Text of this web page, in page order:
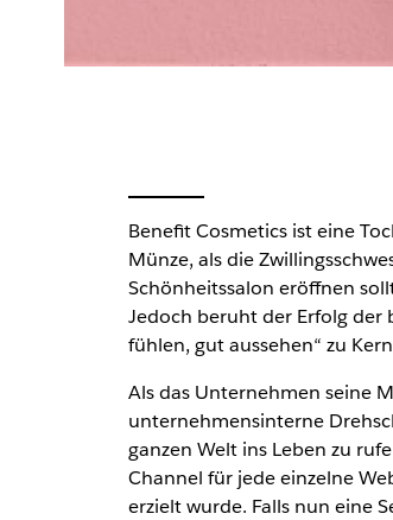
Benefit Cosmetics ist eine
Münze, als die
Schönheitssalon eröffnen
Jedoch beruht der Erfolg der
fühlen, gut aussehen“ zu
Als das Unternehmen seine
unternehmensinterne
ganzen Welt ins Leben zu
Channel für jede einzelne
erzielt wurde. Falls nun eine